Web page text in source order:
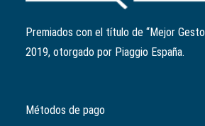
11,64
era:
Premiados con el título de “Mejor
2019, otorgado por Piaggio España.
Métodos de pago